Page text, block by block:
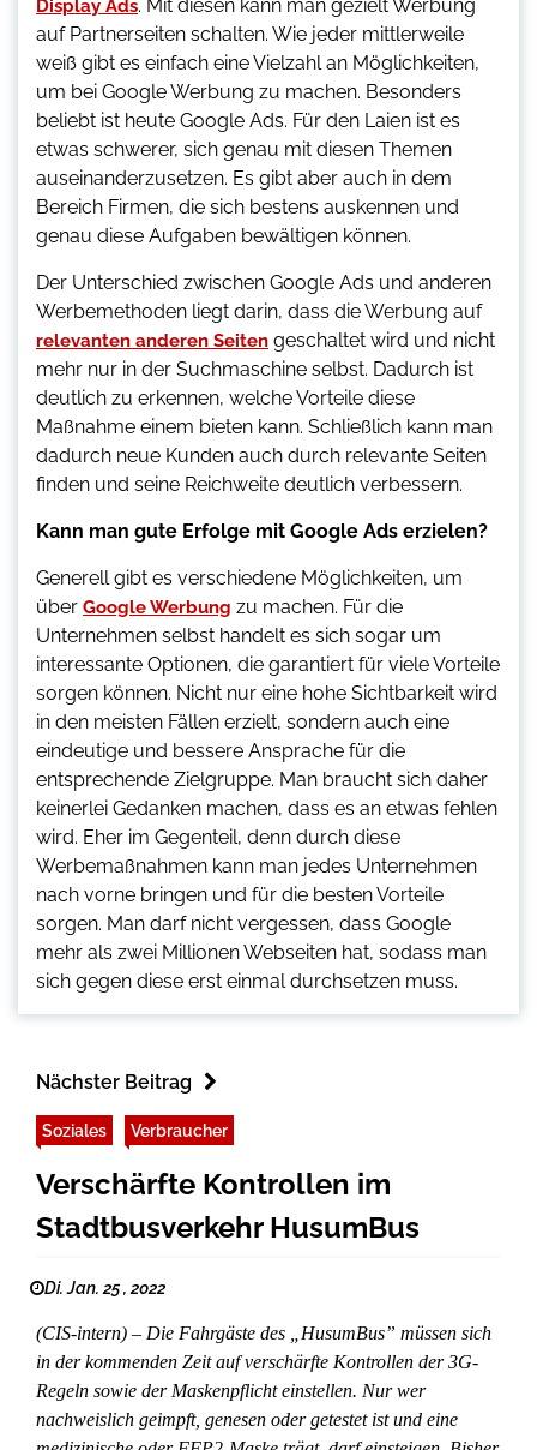
Display Ads. Mit diesen kann man gezielt Werbung
auf Partnerseiten schalten. Wie jeder mittlerweile
weiß gibt es einfach eine Vielzahl an Möglichkeiten,
um bei Google Werbung zu machen. Besonders
beliebt ist heute Google Ads. Für den Laien ist es
etwas schwerer, sich genau mit diesen Themen
auseinanderzusetzen. Es gibt aber auch in dem
Bereich Firmen, die sich bestens auskennen und
genau diese Aufgaben bewältigen können.
Der Unterschied zwischen Google Ads und anderen
Werbemethoden liegt darin, dass die Werbung auf
relevanten anderen Seiten geschaltet wird und nicht
mehr nur in der Suchmaschine selbst. Dadurch ist
deutlich zu erkennen, welche Vorteile diese
Maßnahme einem bieten kann. Schließlich kann man
dadurch neue Kunden auch durch relevante Seiten
finden und seine Reichweite deutlich verbessern.
Kann man gute Erfolge mit Google Ads erzielen?
Generell gibt es verschiedene Möglichkeiten, um
über Google Werbung zu machen. Für die
Unternehmen selbst handelt es sich sogar um
interessante Optionen, die garantiert für viele Vorteile
sorgen können. Nicht nur eine hohe Sichtbarkeit wird
in den meisten Fällen erzielt, sondern auch eine
eindeutige und bessere Ansprache für die
entsprechende Zielgruppe. Man braucht sich daher
keinerlei Gedanken machen, dass es an etwas fehlen
wird. Eher im Gegenteil, denn durch diese
Werbemaßnahmen kann man jedes Unternehmen
nach vorne bringen und für die besten Vorteile
sorgen. Man darf nicht vergessen, dass Google
mehr als zwei Millionen Webseiten hat, sodass man
sich gegen diese erst einmal durchsetzen muss.
Nächster Beitrag
Soziales Verbraucher
Verschärfte Kontrollen im
Stadtbusverkehr HusumBus
Di. Jan. 25 , 2022
(CIS-intern) – Die Fahrgäste des „HusumBus” müssen sich
in der kommenden Zeit auf verschärfte Kontrollen der 3G-
Regeln sowie der Maskenpflicht einstellen. Nur wer
nachweislich geimpft, genesen oder getestet ist und eine